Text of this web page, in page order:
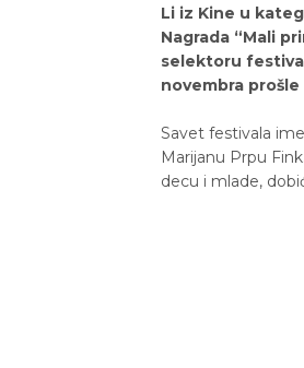
Li iz Kine u
Nagrada “Mali
selektoru
novembra
Savet festivala
Marijanu Prpu
decu i mlade,